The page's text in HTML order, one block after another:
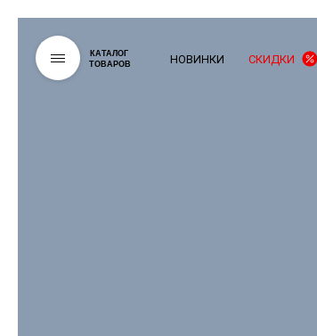
КАТАЛОГ
ТОВАРОВ
НОВИНКИ СКИДКИ